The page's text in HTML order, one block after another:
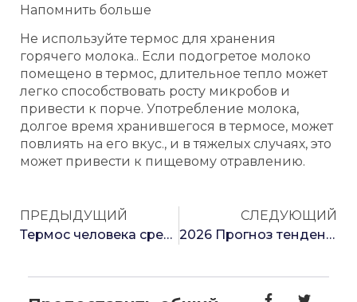
Напомнить больше
Не используйте термос для хранения
горячего молока.. Если подогретое молоко
помещено в термос, длительное тепло может
легко способствовать росту микробов и
привести к порче. Употребление молока,
долгое время хранившегося в термосе, может
повлиять на его вкус., и в тяжелых случаях, это
может привести к пищевому отравлению.
ПРЕДЫДУЩИЙ
Термос человека среднего возраста меньше мобильного телефона?
СЛЕДУЮЩИЙ
2026 Прогноз тенденций развития термокружек